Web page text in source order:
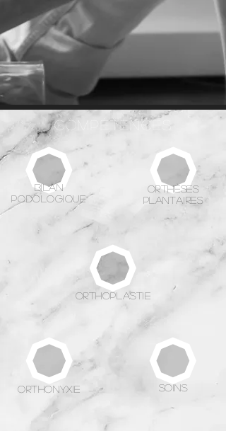
Compétences
bilan
podologique
Orthèses
plantaires
orthoplastie
SOINs
orthonyxie